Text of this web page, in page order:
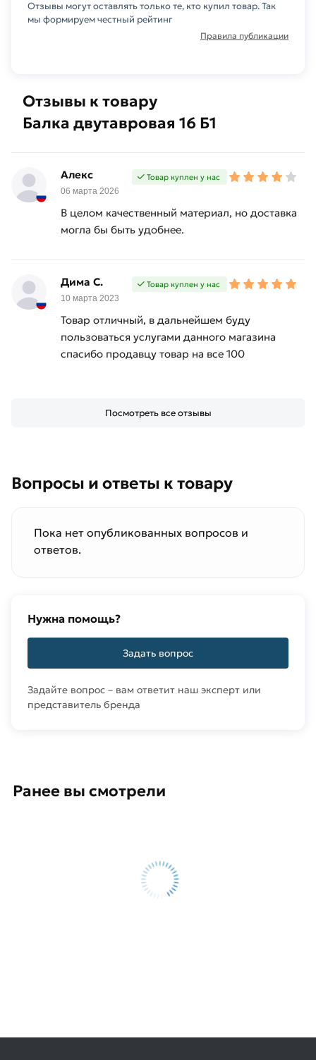
Отзывы к товару
Балка двутавровая 16 Б1
Алекс
06 марта 2026
Товар куплен у нас
В целом качественный материал, но доставка
могла бы быть удобнее.
Дима С.
10 марта 2023
Товар куплен у нас
Товар отличный, в дальнейшем буду
пользоваться услугами данного магазина
спасибо продавцу товар на все 100
Посмотреть все отзывы
Отзывы могут оставлять только те, кто купил товар. Так
мы формируем честный рейтинг
Правила публикации
Вопросы и ответы к товару
Пока нет опубликованных вопросов и
ответов.
Нужна помощь?
Задать вопрос
Задайте вопрос – вам ответит наш эксперт или
представитель бренда
Ранее вы смотрели